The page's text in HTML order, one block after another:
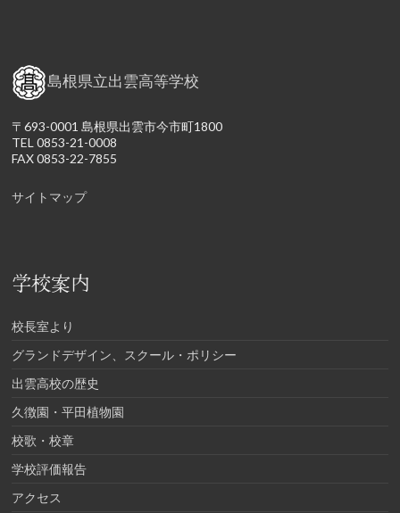
島根県立出雲高等学校
〒693-0001 島根県出雲市今市町1800
TEL 0853-21-0008
FAX 0853-22-7855
サイトマップ
学校案内
校長室より
グランドデザイン、スクール・ポリシー
出雲高校の歴史
久徴園・平田植物園
校歌・校章
学校評価報告
アクセス